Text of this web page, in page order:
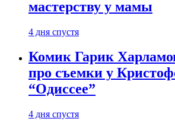
мастерству у мамы
4 дня спустя
Комик Гарик
про съемки у
“Одиссее”
4 дня спустя